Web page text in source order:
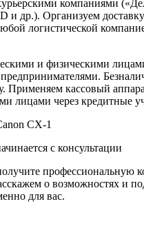
компаниями
и др.). Организуем доставку
логистической
и физическими
Применяем кассовый
лицами через кредитные
с консультации
профессиональную
о возможностях и
для вас.